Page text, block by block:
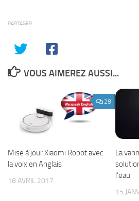
PARTAGER
VOUS AIMEREZ AUSSI...
28
Mise à jour Xiaomi Robot avec
la voix en Anglais
18 AVRIL 2017
La
l’eau
15